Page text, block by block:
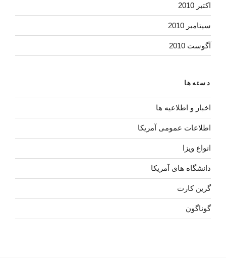
اکتبر 2010
سپتامبر 2010
آگوست 2010
دسته‌ها
اخبار و اطلاعیه ها
اطلاعات عمومی آمریکا
انواع ویزا
دانشگاه های آمریکا
گرین کارت
گوناگون